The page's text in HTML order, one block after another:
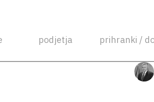
podjetja prihranki /